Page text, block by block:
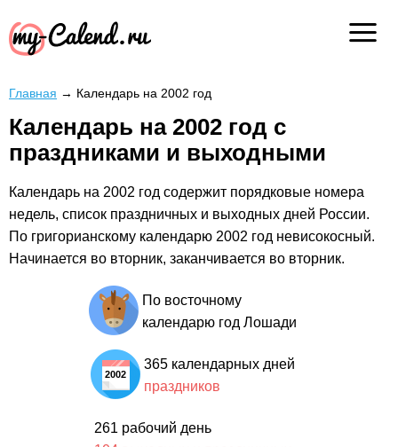
Главная → Календарь на 2002 год
Календарь на 2002 год с
праздниками и выходными
Календарь на 2002 год содержит порядковые номера
недель, список праздничных и выходных дней России.
По григорианскому календарю 2002 год невисокосный.
Начинается во вторник, заканчивается во вторник.
По восточному
календарю год Лошади
365 календарных дней
праздников
261 рабочий день